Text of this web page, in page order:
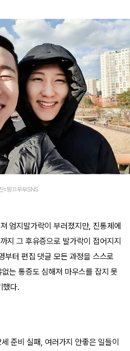
=땅끄부부SNS
엄지발가락이 부러졌지만, 진통제에
지 그 후유증으로 발가락이 접어지지
부터 편집 댓글 모든 과정을 스스로
는 통증도 심해져 마우스를 잡지 못
했다.
준비 실패, 여러가지 안좋은 일들이